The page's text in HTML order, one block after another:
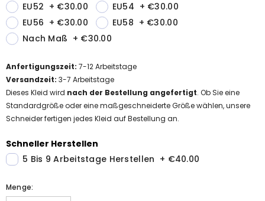
EU52 + €30.00 EU54 + €30.00
EU56 + €30.00 EU58 + €30.00
Nach Maß + €30.00
Anfertigungszeit: 7-12Arbeitstage
Versandzeit: 3-7 Arbeitstage
Dieses Kleid wird nach der Bestellung angefertigt. Ob Sie eine
Standardgröße oder eine maßgeschneiderte Größe wählen, unsere
Schneider fertigen jedes Kleid auf Bestellung an.
Schneller Herstellen
5 Bis 9 Arbeitstage Herstellen + €40.00
Menge: